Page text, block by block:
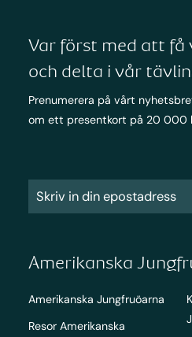
Var först med att få
och delta i vår
Prenumerera på vårt
om ett presentkort på 20 000
Amerikanska
Amerikanska Jungfruöarna
Resor Amerikanska